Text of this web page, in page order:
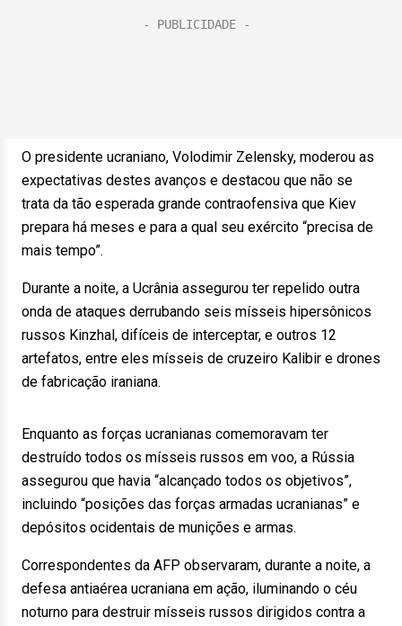
O presidente ucraniano, Volodimir Zelensky, moderou as
expectativas destes avanços e destacou que não se
trata da tão esperada grande contraofensiva que Kiev
prepara há meses e para a qual seu exército “precisa de
mais tempo”.
Durante a noite, a Ucrânia assegurou ter repelido outra
onda de ataques derrubando seis mísseis hipersônicos
russos Kinzhal, difíceis de interceptar, e outros 12
artefatos, entre eles mísseis de cruzeiro Kalibir e drones
de fabricação iraniana.
Enquanto as forças ucranianas comemoravam ter
destruído todos os mísseis russos em voo, a Rússia
assegurou que havia “alcançado todos os objetivos”,
incluindo “posições das forças armadas ucranianas” e
depósitos ocidentais de munições e armas.
Correspondentes da AFP observaram, durante a noite, a
defesa antiaérea ucraniana em ação, iluminando o céu
noturno para destruir mísseis russos dirigidos contra a